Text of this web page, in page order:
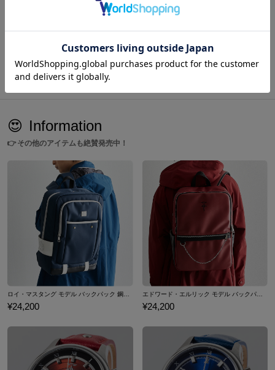
在庫販売のご案内
商品の在庫販売の情報はこちらから
😍 Information
👉その他のアイテムも絶賛発売中！
ロイ・マスタング モデル バックパック 鋼の錬金術師
¥24,200
エドワード・エルリック モデル バックパック 鋼の錬金術師
¥24,200